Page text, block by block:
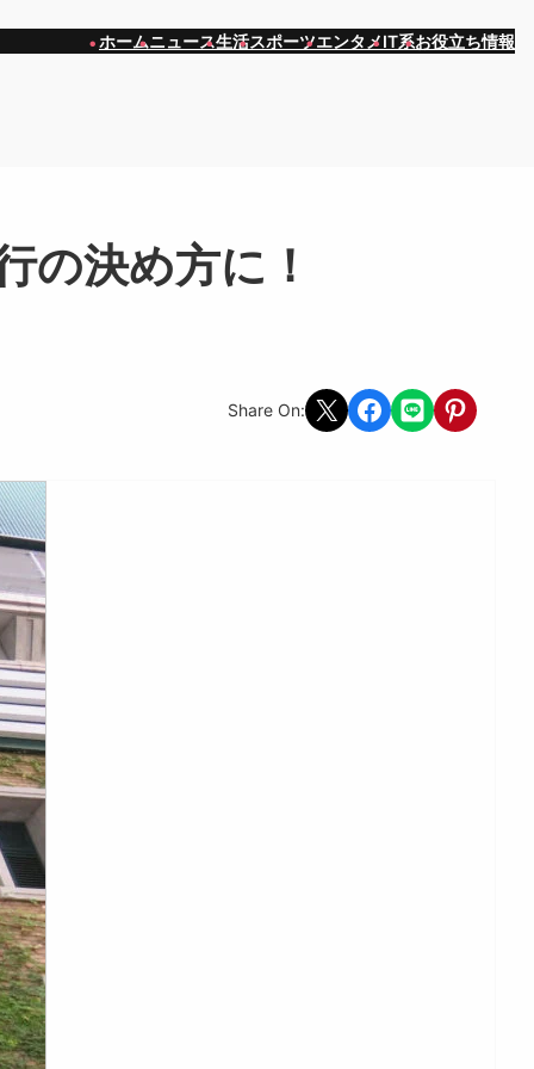
ホームニュース生活スポーツエンタメIT系お役立ち情報
の決め方に！
Share On: Share on X Share on Facebook
Share on LINEShare on